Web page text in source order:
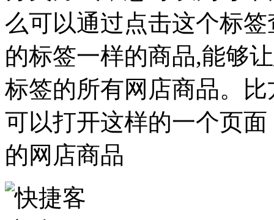
么可以通过点击这个标
的标签一样的商品,能够
标签的所有网店商品。
可以打开这样的一个页
的网店商品